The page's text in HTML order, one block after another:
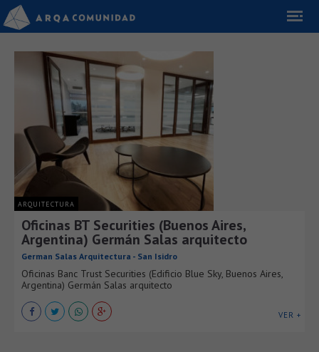
ARQUITECTURA
Oficinas BT Securities (Buenos Aires,
Argentina) Germán Salas arquitecto
German Salas Arquitectura - San Isidro
Oficinas Banc Trust Securities (Edificio Blue Sky, Buenos Aires,
Argentina) Germán Salas arquitecto
VER +